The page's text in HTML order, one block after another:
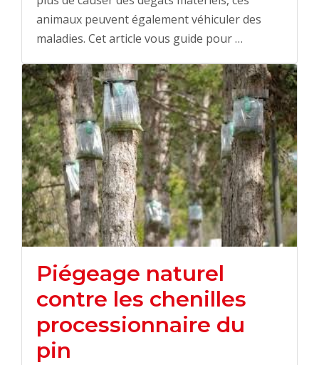
animaux peuvent également véhiculer des
maladies. Cet article vous guide pour …
Piégeage naturel
contre les chenilles
processionnaire du
pin